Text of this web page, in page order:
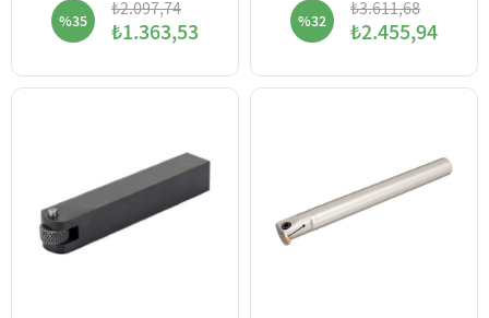
%35 ₺2.097,74
₺1.363,53 %32 ₺3.611,68
₺2.455,94